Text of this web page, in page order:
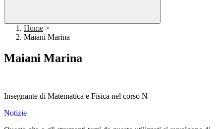
Home >
Maiani Marina
Maiani Marina
Insegnante di Matematica e Fisica nel corso N
Notizie